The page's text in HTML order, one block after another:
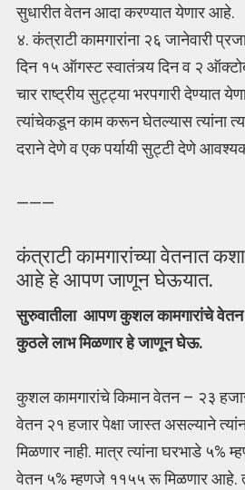
सुधारीत वेतन आदा करण्यात येणार आहे.
४. कंत्राटी कामगारांना २६ जानेवारी
दिन १५ ऑगस्ट स्वातंत्र्य दिन व २
चार राष्ट्रीय सुट्ट्या भरपगारी देण्यात
त्यांचेकडून काम करून घेतल्यास त्यांना
दराने देणे व एक पर्यायी सुट्टी देणे
———
कंत्राटी कामगारांच्या वेतनात
आहे हे आपण जाणून घेऊयात.
सुरुवातीला आपण कुशल कामगारांचे वेतन
कुठले लाभ मिळणार हे जाणून घेऊ.
कुशल कामगारांचे किमान वेतन – २३
वेतन २१ हजार पेक्षा जास्त असल्याने
मिळणार नाही. मात्र त्यांना घरभाडे
वेतन ५% म्हणजे ११५५ रू मिळणार आहे.